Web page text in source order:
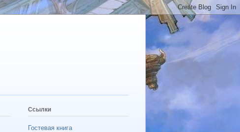
Ссылки
Гостевая книга